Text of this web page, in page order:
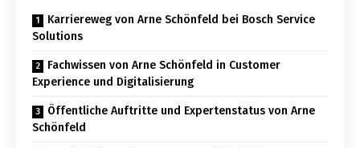
Karriereweg von Arne Schönfeld bei Bosch Service
Solutions
Fachwissen von Arne Schönfeld in Customer
Experience und Digitalisierung
Öffentliche Auftritte und Expertenstatus von Arne
Schönfeld